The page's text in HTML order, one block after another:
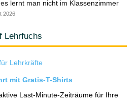
lernt man nicht im Klassenzimmer
2026
Lehrfuchs
mit Gratis-T-Shirts
Last-Minute-Zeiträume für Ihre